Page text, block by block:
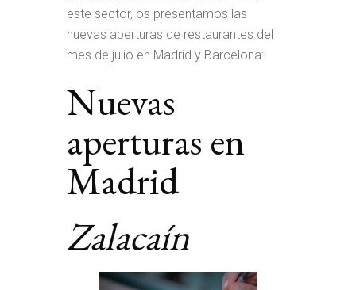
este sector, os presentamos las
nuevas aperturas de restaurantes del
mes de julio en Madrid y Barcelona:
Nuevas
aperturas en
Madrid
Zalacaín